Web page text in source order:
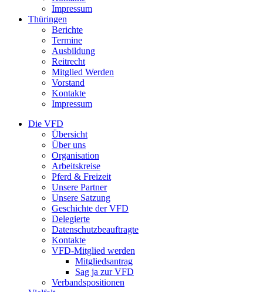
Impressum
Thüringen
Berichte
Termine
Ausbildung
Reitrecht
Mitglied Werden
Vorstand
Kontakte
Impressum
Die VFD
Übersicht
Über uns
Organisation
Arbeitskreise
Pferd & Freizeit
Unsere Partner
Unsere Satzung
Geschichte der VFD
Delegierte
Datenschutzbeauftragte
Kontakte
VFD-Mitglied werden
Mitgliedsantrag
Sag ja zur VFD
Verbandspositionen